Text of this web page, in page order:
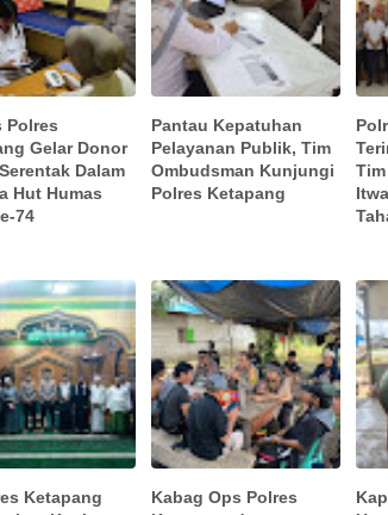
Polres
Gelar Donor
Dalam
Hut Humas
74
Pantau Kepatuhan
Pelayanan Publik, Tim
Ombudsman Kunjungi
Polres Ketapang
Ketapang
Kabag Ops Polres